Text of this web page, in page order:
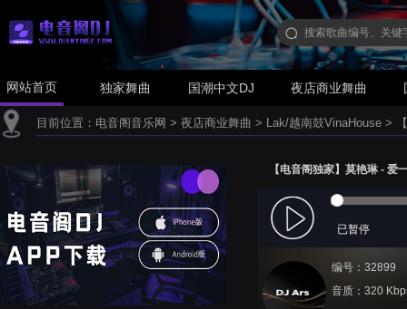
网站首页 独家舞曲 国潮中文DJ 夜店商业舞曲
目前位置： 电音阁音乐网 > 夜店商业舞曲 > Lak/越南鼓VinaHouse >
【电音阁独家】莫艳琳 -
已暂停
编号：32899
音质：320